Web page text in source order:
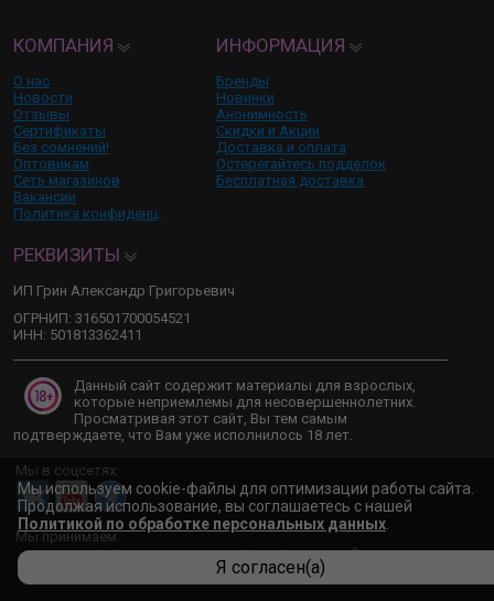
КОМПАНИЯ
О нас
Новости
Отзывы
Сертификаты
Без сомнений!
Оптовикам
Сеть магазинов
Вакансии
Политика конфиденц.
ИНФОРМАЦИЯ
Бренды
Новинки
Анонимность
Скидки и Акции
Доставка и оплата
Остерегайтесь подделок
Бесплатная доставка
РЕКВИЗИТЫ
ИП Грин Александр Григорьевич
ОГРНИП: 316501700054521
ИНН: 501813362411
Данный сайт содержит материалы для взрослых,
которые неприемлемы для несовершеннолетних.
Просматривая этот сайт, Вы тем самым
подтверждаете, что Вам уже исполнилось 18 лет.
Мы в соцсетях:
Мы принимаем:
Мы используем cookie-файлы для оптимизации работы сайта.
Продолжая использование, вы соглашаетесь с нашей
Политикой по обработке персональных данных
Я согласен(а)